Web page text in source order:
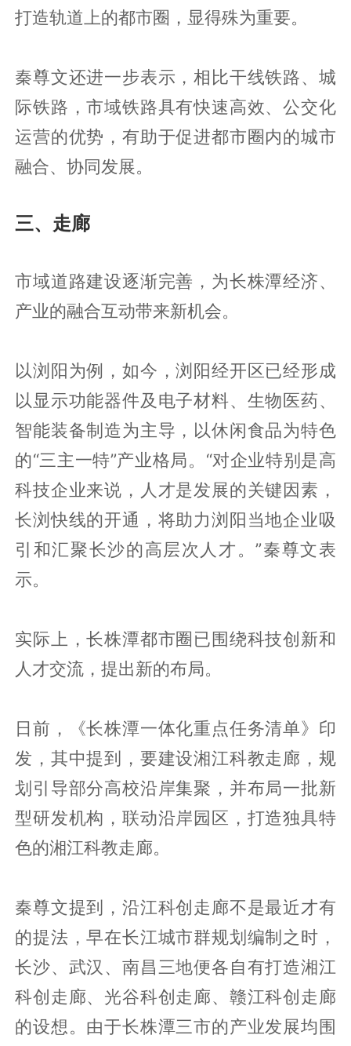
打造轨道上的都市圈，显得殊为重要。
秦尊文还进一步表示，相比干线铁路、城
际铁路，市域铁路具有快速高效、公交化
运营的优势，有助于促进都市圈内的城市
融合、协同发展。
三、走廊
市域道路建设逐渐完善，为长株潭经济、
产业的融合互动带来新机会。
以浏阳为例，如今，浏阳经开区已经形成
以显示功能器件及电子材料、生物医药、
智能装备制造为主导，以休闲食品为特色
的“三主一特”产业格局。“对企业特别是高
科技企业来说，人才是发展的关键因素，
长浏快线的开通，将助力浏阳当地企业吸
引和汇聚长沙的高层次人才。”秦尊文表
示。
实际上，长株潭都市圈已围绕科技创新和
人才交流，提出新的布局。
日前，《长株潭一体化重点任务清单》印
发，其中提到，要建设湘江科教走廊，规
划引导部分高校沿岸集聚，并布局一批新
型研发机构，联动沿岸园区，打造独具特
色的湘江科教走廊。
秦尊文提到，沿江科创走廊不是最近才有
的提法，早在长江城市群规划编制之时，
长沙、武汉、南昌三地便各自有打造湘江
科创走廊、光谷科创走廊、赣江科创走廊
的设想。由于长株潭三市的产业发展均围